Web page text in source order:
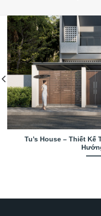
Tu’s House – Thiết Kế